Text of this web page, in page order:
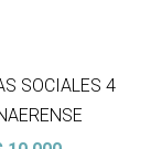
SOCIALES 4